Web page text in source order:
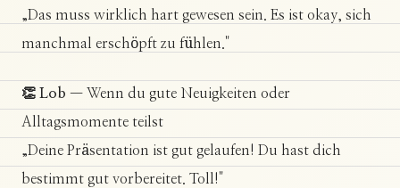
„Das muss wirklich hart gewesen sein. Es ist okay, sich
manchmal erschöpft zu fühlen."
👏 Lob — Wenn du gute Neuigkeiten oder
Alltagsmomente teilst
„Deine Präsentation ist gut gelaufen! Du hast dich
bestimmt gut vorbereitet. Toll!"